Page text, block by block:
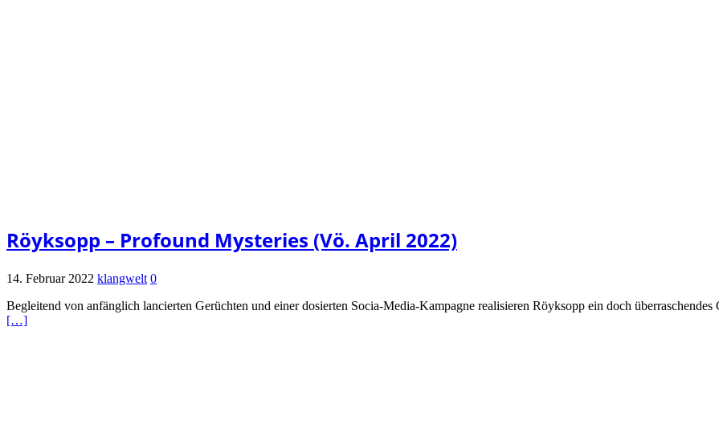
Röyksopp – Profound Mysteries (Vö. April 2022)
14. Februar 2022 klangwelt 0
Begleitend von anfänglich lancierten Gerüchten und einer dosierten Socia-Media-Kampagne realisieren Röyksopp ein doch
[…]